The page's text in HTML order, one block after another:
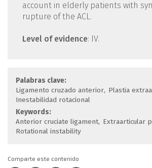
account in elderly patients with
rupture of the ACL.
Level of evidence: IV.
Palabras clave:
Ligamento cruzado anterior Plastia
Inestabilidad rotacional
Keywords:
Anterior cruciate ligament Extraarticular
Rotational instability
Comparte este contenido